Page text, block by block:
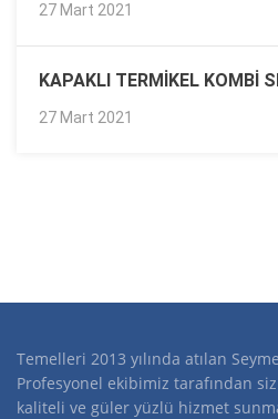
27 Mart 2021
KAPAKLI TERMIKEL KOMBI
27 Mart 2021
Temelleri 2013 yılında atılan
Profesyonel ekibimiz tarafından
kaliteli ve güler yüzlü hizmet